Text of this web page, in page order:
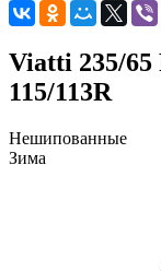
Viatti 235/65
115/113R
Нешипованные
Зима